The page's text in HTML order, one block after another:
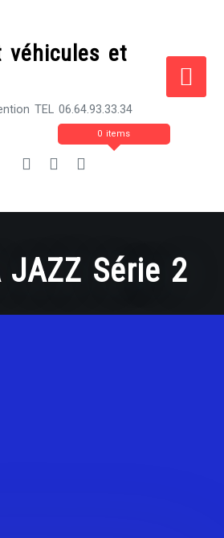
véhicules et
TEL 06.64.93.33.34
0 items
JAZZ Série 2